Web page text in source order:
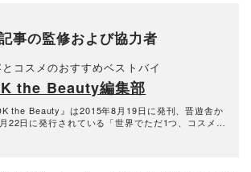
事の監修および協力者
コスメのおすすめベストバイ
the Beauty編集部
the Beauty』は2015年8月19日に発刊、晋遊舎か
22日に発行されている「世界でただ1つ、コスメを